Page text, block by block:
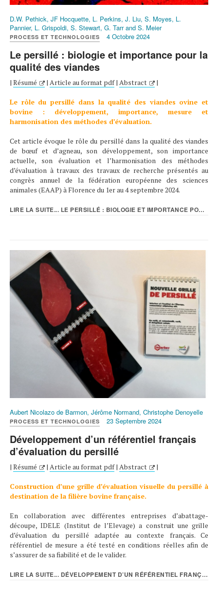
D.W. Pethick, JF Hocquette, L. Perkins, J. Liu, S. Moyes, L.
Pannier, L. Grispoldi, S. Stewart, G. Tarr and S. Meier
PROCESS ET TECHNOLOGIES 4 Octobre 2024
Le persillé : biologie et importance pour la
qualité des viandes
| Résumé | Article au format pdf| Abstract |
Le rôle du persillé dans la qualité des viandes ovine et
bovine : développement, importance, mesure et
harmonisation des méthodes d’évaluation.
Cet article évoque le rôle du persillé dans la qualité des viandes
de bœuf et d’agneau, son développement, son importance
actuelle, son évaluation et l’harmonisation des méthodes
d’évaluation à travaux des travaux de recherche présentés au
congrès annuel de la fédération européenne des sciences
animales (EAAP) à Florence du 1er au 4 septembre 2024.
LIRE LA SUITE... LE PERSILLÉ : BIOLOGIE ET IMPORTANCE POUR LA...
Aubert Nicolazo de Barmon, Jérôme Normand, Christophe Denoyelle
PROCESS ET TECHNOLOGIES 23 Septembre 2024
Développement d’un référentiel français
d’évaluation du persillé
| Résumé | Article au format pdf| Abstract |
Construction d’une grille d’évaluation visuelle du persillé à
destination de la filière bovine française.
En collaboration avec différentes entreprises d’abattage-
découpe, IDELE (Institut de l’Elevage) a construit une grille
d’évaluation du persillé adaptée au contexte français. Ce
référentiel de mesure a été testé en conditions réelles afin de
s’assurer de sa fiabilité et de le valider.
LIRE LA SUITE... DÉVELOPPEMENT D’UN RÉFÉRENTIEL FRANÇAIS...